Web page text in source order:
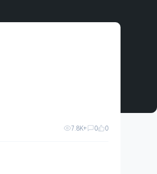
7.8K+ 0 0